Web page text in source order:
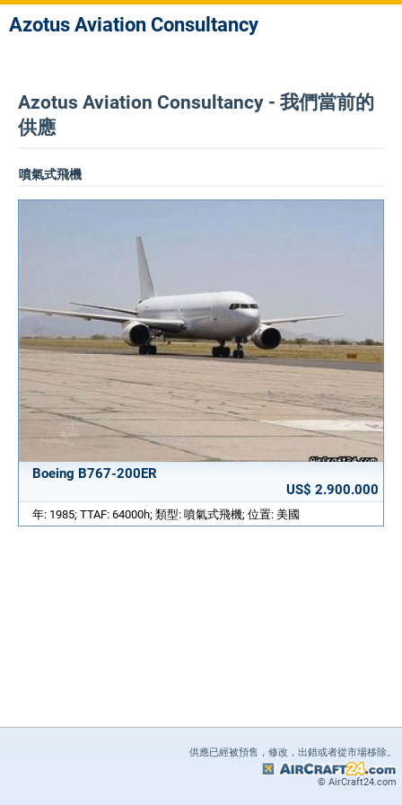
Azotus Aviation Consultancy
Azotus Aviation Consultancy - 我們當前的
供應
噴氣式飛機
Boeing B767-200ER
US$ 2.900.000
年: 1985; TTAF: 64000h; 類型: 噴氣式飛機; 位置: 美國
供應已經被預售，修改，出錯或者從市場移除。
© AirCraft24.com